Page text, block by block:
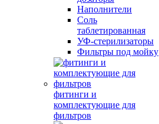
Наполнители
Соль
таблетированная
УФ-стерилизаторы
Фильтры под мойку
фитинги и
комплектующие для
фильтров